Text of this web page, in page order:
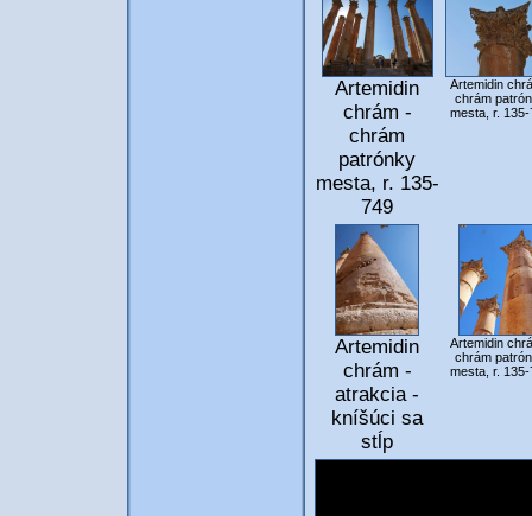
Artemidin
chrám -
chrám
patrónky
mesta, r. 135-
749
Artemidin
chrám
mesta, r. 135-
Artemidin
chrám -
atrakcia -
kníšúci sa
stĺp
Artemidin
chrám
mesta, r. 135-